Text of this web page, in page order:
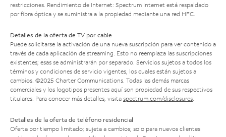
restricciones. Rendimiento de Internet: Spectrum Internet está respaldado
por fibra óptica y se suministra a la propiedad mediante una red HFC.
Detalles de la oferta de TV por cable
Puede solicitarse la activación de una nueva suscripción para ver contenido a
través de cada aplicación de streaming. Esto no reemplaza las suscripciones
existentes; esas se administrarán por separado. Servicios sujetos a todos los
términos y condiciones de servicio vigentes, los cuales están sujetos a
cambios. ©2025 Charter Communications. Todas las demás marcas
comerciales y los logotipos presentes aquí son propiedad de sus respectivos
titulares. Para conocer más detalles, visita spectrum.com/disclosures
Detalles de la oferta de teléfono residencial
Oferta por tiempo limitado; sujeta a cambios; solo para nuevos clientes